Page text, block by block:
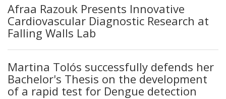
Afraa Razouk Presents Innovative
Cardiovascular Diagnostic Research at
Falling Walls Lab
Martina Tolós successfully defends her
Bachelor's Thesis on the development
of a rapid test for Dengue detection